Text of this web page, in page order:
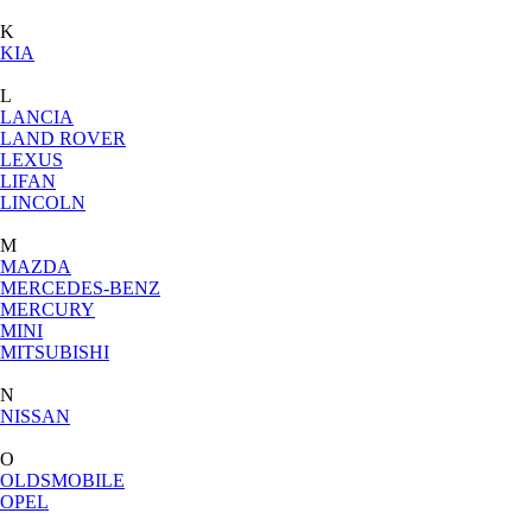
K
KIA
L
LANCIA
LAND ROVER
LEXUS
LIFAN
LINCOLN
M
MAZDA
MERCEDES-BENZ
MERCURY
MINI
MITSUBISHI
N
NISSAN
O
OLDSMOBILE
OPEL